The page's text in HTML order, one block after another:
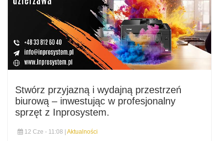
Stwórz przyjazną i wydajną przestrzeń
biurową – inwestując w profesjonalny
sprzęt z Inprosystem.
12 Cze - 11:08 | Aktualności